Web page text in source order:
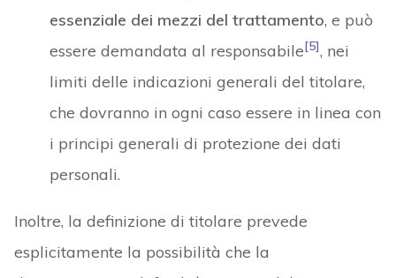
essenziale dei mezzi del trattamento, e può
essere demandata al responsabile[5], nei
limiti delle indicazioni generali del titolare,
che dovranno in ogni caso essere in linea con
i principi generali di protezione dei dati
personali.
Inoltre, la definizione di titolare prevede
esplicitamente la possibilità che la